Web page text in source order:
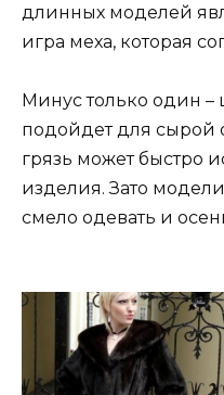
длинных моделей
игра меха, которая
Минус только один
подойдет для сырой
грязь может быстро
изделия. Зато
смело одевать и